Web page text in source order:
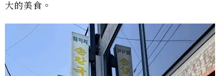
大的美食。